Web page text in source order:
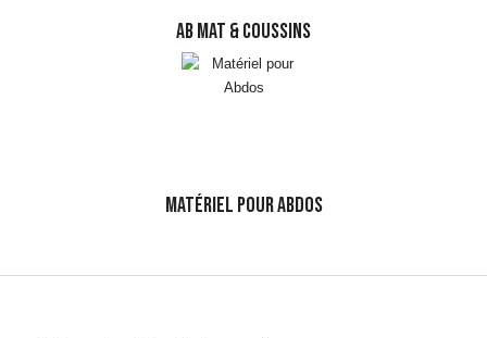
AB MAT & COUSSINS
MATÉRIEL POUR ABDOS